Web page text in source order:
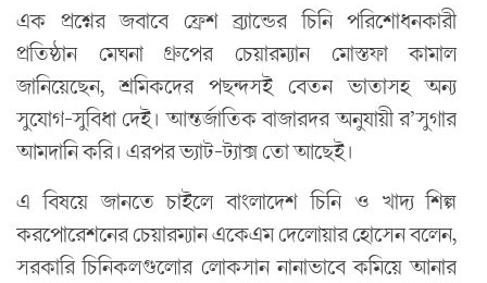
এক প্রশ্নের জবাবে ফ্রেশ ব্র্যান্ডের চিনি পরিশোধনকারী
প্রতিষ্ঠান মেঘনা গ্রুপের চেয়ারম্যান মোস্তফা কামাল
জানিয়েছেন, শ্রমিকদের পছন্দসই বেতন ভাতাসহ অন্য
সুযোগ-সুবিধা দেই। আন্তর্জাতিক বাজারদর অনুযায়ী র’সুগার
আমদানি করি। এরপর ভ্যাট-ট্যাক্স তো আছেই।
এ বিষয়ে জানতে চাইলে বাংলাদেশ চিনি ও খাদ্য শিল্প
করপোরেশনের চেয়ারম্যান একেএম দেলোয়ার হোসেন বলেন,
সরকারি চিনিকলগুলোর লোকসান নানাভাবে কমিয়ে আনার